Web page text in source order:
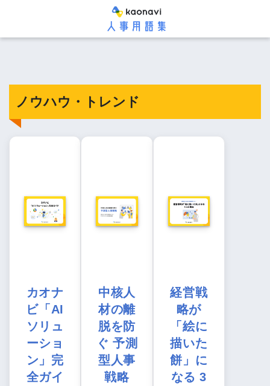
ノウハウ・トレンド
カオナ
ビ「AI
ソリュ
ーショ
ン」完
全ガイ
中核人
材の離
脱を防
ぐ 予測
型人事
戦略
経営戦
略が
「絵に
描いた
餅」に
なる 3